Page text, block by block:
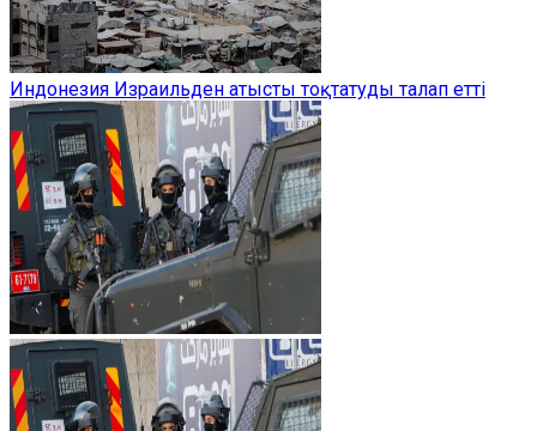
Индонезия Израильден атысты тоқтатуды талап етті